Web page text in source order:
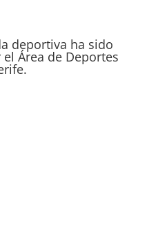
deportiva ha sido
Área de Deportes